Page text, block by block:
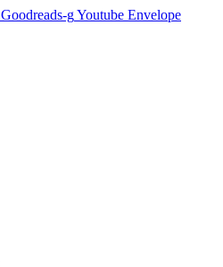
Goodreads-gYoutube Envelope